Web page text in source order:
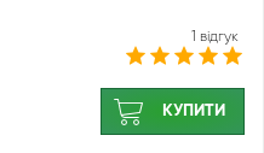
1 відгук
КУПИТИ